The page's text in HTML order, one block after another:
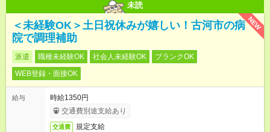
未読
NEW
＜未経験OK＞土日祝休みが嬉しい！古河市の病
院で調理補助
派遣 職種未経験OK 社会人未経験OK
ブランクOK
WEB登録・面接OK
給与
時給1350円
交通費別途支給あり
交通費 規定支給